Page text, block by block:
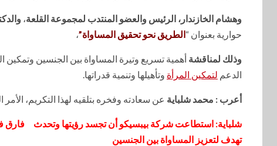
وهشام الخازندار، الرئيس والعضو المنتدب لمجموعة القلعة،
حوارية بعنوان “الطريق نحو تحقيق المساواة”،
وذلك لمناقشة أهمية تسريع وتيرة المساواة بين الجنسين
الدعم لتمكين المرأة وتأهيلها وتنمية قدراتها.
أعرب : محمد شلباية عن سعادته وفخره بتلقيه لهذا التكريم،
شلباية: استطاعت شركة بيبسيكو أن تجسد رؤيتها وتحدث فارق
تهدف لتعزيز المساواة بين الجنسين